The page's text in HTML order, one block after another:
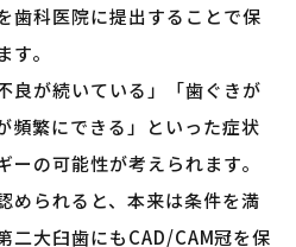
歯科医院に提出することで保
。
良が続いている」「歯ぐきが
頻繁にできる」といった症状
の可能性が考えられます。
められると、本来は条件を満
二大臼歯にもCAD/CAM冠を保